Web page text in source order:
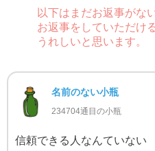
以下はまだお返事がな
お返事をしていただけ
うれしいと思います。
名前のない小瓶
234704通目の小瓶
信頼できる人なんていない